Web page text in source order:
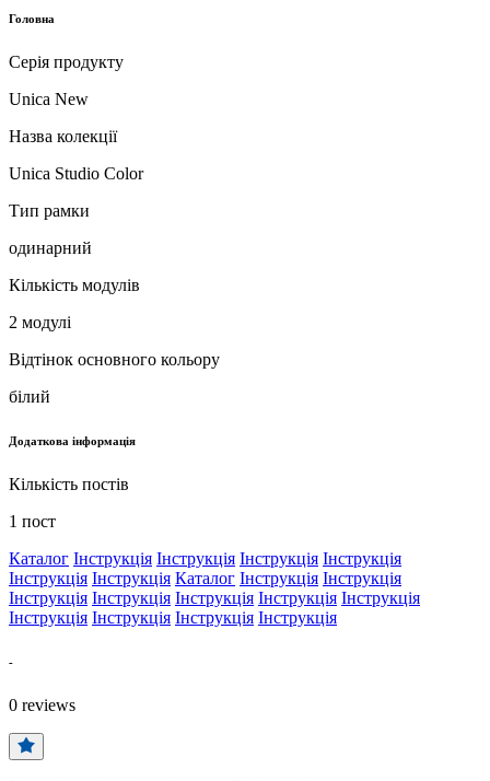
Головна
Серія продукту
Unica New
Назва колекції
Unica Studio Color
Тип рамки
одинарний
Кількість модулів
2 модулі
Відтінок основного кольору
білий
Додаткова інформація
Кількість постів
1 пост
Каталог Інструкція Інструкція Інструкція Інструкція
Інструкція Інструкція Каталог Інструкція Інструкція
Інструкція Інструкція Інструкція Інструкція Інструкція
Інструкція Інструкція Інструкція Інструкція
-
0 reviews